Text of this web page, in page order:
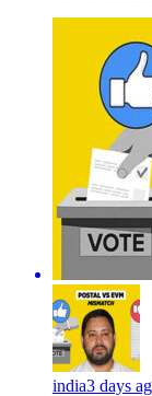
india3 days